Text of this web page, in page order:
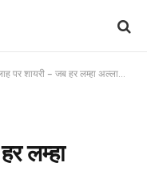
पर शायरी – जब हर लम्हा अल्लाह की याद दिलाए
लम्हा